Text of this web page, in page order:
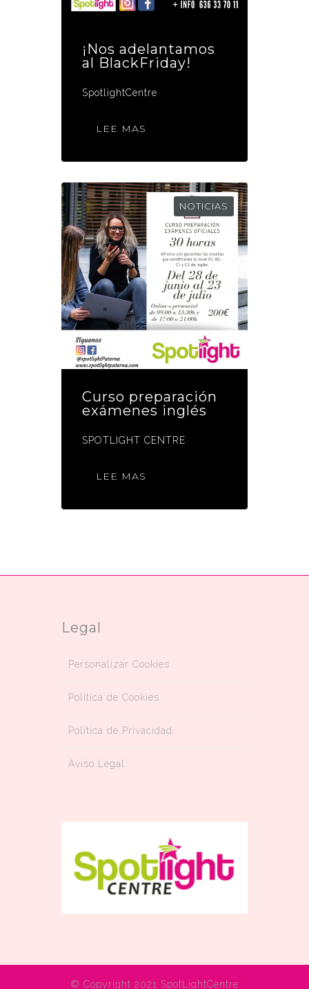
¡Nos adelantamos
al BlackFriday!
SpotlightCentre
LEE MAS
NOTICIAS
Curso preparación
exámenes inglés
SPOTLIGHT CENTRE
LEE MAS
Legal
Personalizar Cookies
Política de Cookies
Política de Privacidad
Aviso Legal
© Copyright 2021 SpotLightCentre